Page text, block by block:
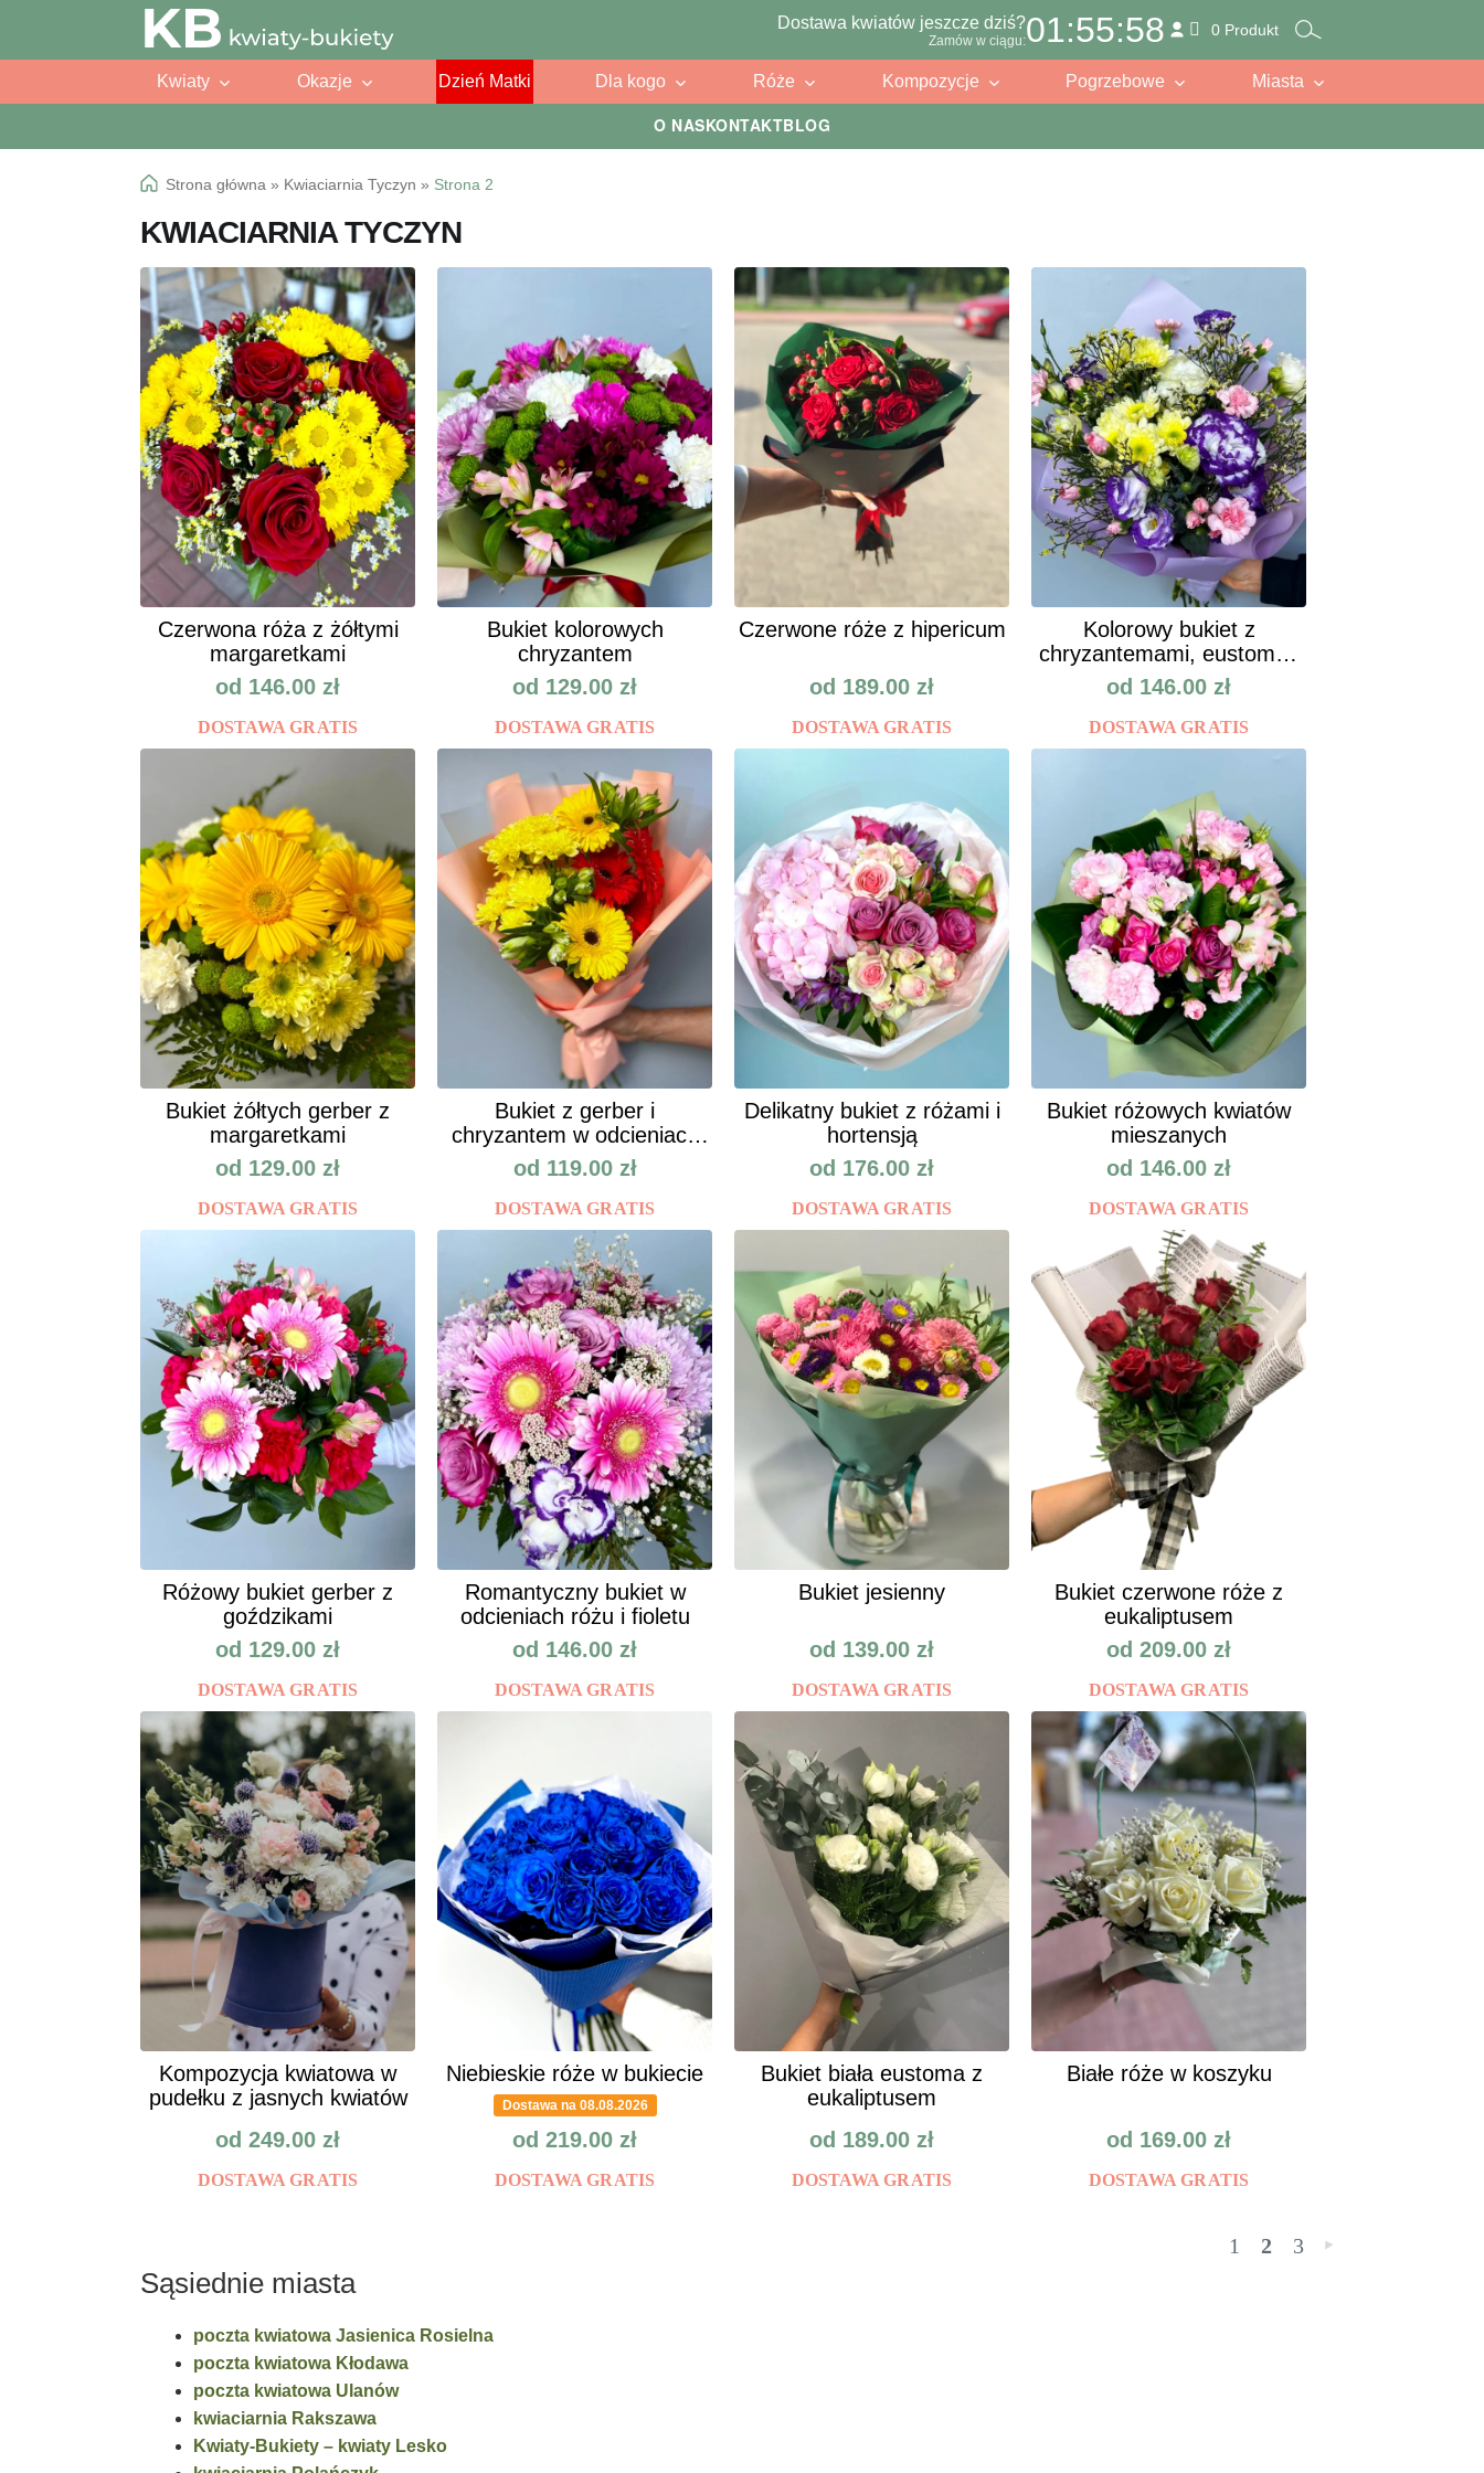
O NASKONTAKTBLOG
Przejdź
do
Przejdź
do
Dostawa kwiatów jeszcze dziś?
Zamów w ciągu:01:55:57 0 Produkt
Kwiaty Okazje Dzień Matki Dla kogo Róże Kompozycje Pogrzebowe Miasta
Strona główna » Kwiaciarnia Tyczyn » Strona 2
KWIACIARNIA TYCZYN
Czerwona róża z żółtymi
margaretkami
od 146.00 zł
DOSTAWA GRATIS
Bukiet kolorowych
chryzantem
od 129.00 zł
DOSTAWA GRATIS
Сzerwone róże z hipericum
od 189.00 zł
DOSTAWA GRATIS
Kolorowy bukiet z
chryzantemami, eustomą i
goździkam
od 146.00 zł
DOSTAWA GRATIS
Bukiet żółtych gerber z
margaretkami
od 129.00 zł
DOSTAWA GRATIS
Bukiet z gerber i
chryzantem w odcieniach
jesieni
od 119.00 zł
DOSTAWA GRATIS
Delikatny bukiet z różami i
hortensją
od 176.00 zł
DOSTAWA GRATIS
Bukiet różowych kwiatów
mieszanych
od 146.00 zł
DOSTAWA GRATIS
Różowy bukiet gerber z
goździkami
od 129.00 zł
DOSTAWA GRATIS
Romantyczny bukiet w
odcieniach różu i fioletu
od 146.00 zł
DOSTAWA GRATIS
Bukiet jesienny
od 139.00 zł
DOSTAWA GRATIS
Bukiet czerwone róże z
eukaliptusem
od 209.00 zł
DOSTAWA GRATIS
Kompozycja kwiatowa w
pudełku z jasnych kwiatów
od 249.00 zł
DOSTAWA GRATIS
Niebieskie róże w bukiecie
Dostawa na 08.08.2026
od 219.00 zł
DOSTAWA GRATIS
Bukiet biała eustoma z
eukaliptusem
od 189.00 zł
DOSTAWA GRATIS
Białe róże w koszyku
od 169.00 zł
DOSTAWA GRATIS
1 2 3 »
Sąsiednie miasta
poczta kwiatowa Jasienica Rosielna
poczta kwiatowa Kłodawa
poczta kwiatowa Ulanów
kwiaciarnia Rakszawa
Kwiaty-Bukiety – kwiaty Lesko